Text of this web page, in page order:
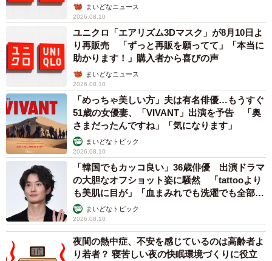
5/12
外猫時代
初めて猫から贈り物を貰った飼い主さんはパニックに。し
かし、褒めながらお礼を伝え、ビビちゃんを撫でました。
その様子を見たビビちゃんは、喉を鳴らして満足気な様子
だったそう。飼い主さんは計5回、ビビちゃんから贈り物を
貰いました。
万全の準備で挑んだ“尊い出産”
ビビちゃんの妊娠に気づいた1カ月後。飼い主さんは「うち
で赤ちゃん産みたい？うちの子になる？」と、目を見て尋
ねました。
の声まいどなニュース
2026.08.10
ユニクロ「エアリズム3Dマスク」が8月10日よ
り再販売 「ずっと再販を願ってて」「本当に
助かります！」購入者から喜びの声
まいどなニュース
2026.08.10
「めっちゃ美しい方」夫は有名俳優…もうすぐ
51歳の女優妻、「VIVANT」出演を予告 「奥
さまだったんですね」「気になります」
まいどなトピック
2026.08.10
「韓国でもカッコ良い」36歳俳優 出演ドラマ
の大胆なオフショット姿に騒然 「tattooより
も美肌に目が」「血まみれでも洗濯でも全部か
っこいい」
まいどなトピック
2026.08.10
夜間の熱中症、不安を感じているのは高齢者よ
り若者？ 寝苦しい夜の快眠環境づくりに役立